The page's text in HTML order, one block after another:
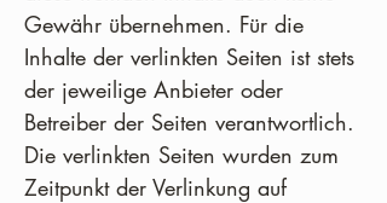
Gewähr übernehmen. Für die
Inhalte der verlinkten Seiten ist stets
der jeweilige Anbieter oder
Betreiber der Seiten verantwortlich.
Die verlinkten Seiten wurden zum
Zeitpunkt der Verlinkung auf